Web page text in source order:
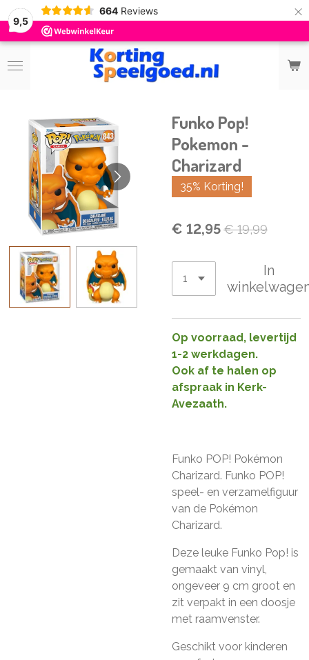
9,5
664 Reviews ×
Funko Pop!
Pokemon -
Charizard
35% Korting!
€ 12,95€ 19,99
In
Op voorraad, levertijd
1-2 werkdagen.
Ook af te halen op
afspraak in Kerk-
Avezaath.
Funko POP! Pokémon
Charizard. Funko POP!
speel- en verzamelfiguur
van de Pokémon
Charizard.
Deze leuke Funko Pop! is
gemaakt van vinyl,
ongeveer 9 cm groot en
zit verpakt in een doosje
met raamvenster.
Geschikt voor kinderen